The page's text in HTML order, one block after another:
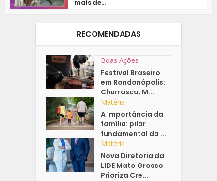
mais de...
RECOMENDADAS
Boas Ações
Festival Braseiro
em Rondonópolis:
Churrasco, M...
Matéria
A importância da
família: pilar
fundamental da ...
Matéria
Nova Diretoria da
LIDE Mato Grosso
Prioriza Cre...